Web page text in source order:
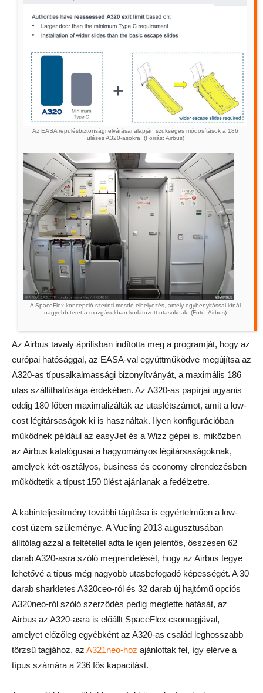
Az EASA repülésbiztonsági elvárásai alapján szükséges módosítások a 186
üléses A320-asokra. (Forrás: Airbus)
A SpaceFlex koncepció szerinti mosdó elhelyezés, amely egybenyitással kínál
nagyobb teret a mozgásukban korlátozott utasoknak. (Fotó: Airbus)
Az Airbus tavaly áprilisban indította meg a programját, hogy az
európai hatósággal, az EASA-val együttműködve megújítsa az
A320-as típusalkalmassági bizonyítványát, a maximális 186
utas szállíthatósága érdekében. Az A320-as papírjai ugyanis
eddig 180 főben maximalizálták az utaslétszámot, amit a low-
cost légitársaságok ki is használtak. Ilyen konfigurációban
működnek például az easyJet és a Wizz gépei is, miközben
az Airbus katalógusai a hagyományos légitársaságoknak,
amelyek két-osztályos, business és economy elrendezésben
működtetik a típust 150 ülést ajánlanak a fedélzetre.
A kabinteljesítmény további tágítása is egyértelműen a low-
cost üzem szüleménye. A Vueling 2013 augusztusában
állítólag azzal a feltétellel adta le igen jelentős, összesen 62
darab A320-asra szóló megrendelését, hogy az Airbus tegye
lehetővé a típus még nagyobb utasbefogadó képességét. A 30
darab sharkletes A320ceo-ról és 32 darab új hajtómű opciós
A320neo-ról szóló szerződés pedig megtette hatását, az
Airbus az A320-asra is előállt SpaceFlex csomagjával,
amelyet előzőleg egyébként az A320-as család leghosszabb
törzsű tagjához, az A321neo-hoz ajánlottak fel, így elérve a
típus számára a 236 fős kapacitást.